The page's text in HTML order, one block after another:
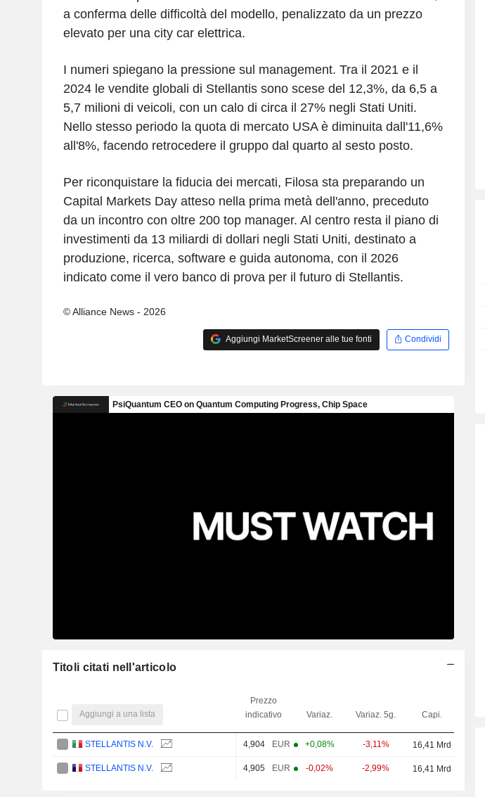
a conferma delle difficoltà del modello, penalizzato da un prezzo
elevato per una city car elettrica.
I numeri spiegano la pressione sul management. Tra il 2021 e il
2024 le vendite globali di Stellantis sono scese del 12,3%, da 6,5 a
5,7 milioni di veicoli, con un calo di circa il 27% negli Stati Uniti.
Nello stesso periodo la quota di mercato USA è diminuita dall'11,6%
all'8%, facendo retrocedere il gruppo dal quarto al sesto posto.
Per riconquistare la fiducia dei mercati, Filosa sta preparando un
Capital Markets Day atteso nella prima metà dell'anno, preceduto
da un incontro con oltre 200 top manager. Al centro resta il piano di
investimenti da 13 miliardi di dollari negli Stati Uniti, destinato a
produzione, ricerca, software e guida autonoma, con il 2026
indicato come il vero banco di prova per il futuro di Stellantis.
© Alliance News - 2026
Aggiungi MarketScreener alle tue fonti Condividi
Titoli citati nell'articolo
Aggiungi a una lista
Prezzo
indicativo
Variaz. Variaz. 5g. Capi.
STELLANTIS N.V. 4,904 EUR +0,08% -3,11% 16,41 Mrd
STELLANTIS N.V. 4,905 EUR -0,02% -2,99% 16,41 Mrd